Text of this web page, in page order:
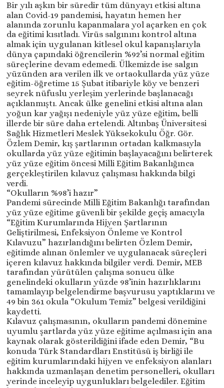
Bir yılı aşkın bir süredir tüm dünyayı etkisi altına
alan Covid-19 pandemisi, hayatın hemen her
alanında zorunlu kapanmalara yol açarken en çok
da eğitimi kısıtladı. Virüs salgınını kontrol altına
almak için uygulanan kitlesel okul kapanışlarıyla
dünya çapındaki öğrencilerin %92’si normal eğitim
süreçlerine devam edemedi. Ülkemizde ise salgın
yüzünden ara verilen ilk ve ortaokullarda yüz yüze
eğitim-öğretime 15 Şubat itibariyle köy ve benzeri
seyrek nüfuslu yerleşim yerlerinde başlanacağı
açıklanmıştı. Ancak ülke genelini etkisi altına alan
yoğun kar yağışı nedeniyle yüz yüze eğitim, belli
illerde bir süre daha ertelendi. Altınbaş Üniversitesi
Sağlık Hizmetleri Meslek Yüksekokulu Öğr. Gör.
Özlem Demir, kış şartlarının ortadan kalkmasıyla
okullarda yüz yüze eğitimin başlayacağını belirterek
yüz yüze eğitim öncesi Milli Eğitim Bakanlığınca
gerçekleştirilen kılavuz çalışması hakkında bilgi
verdi.
“Okulların %98’i hazır”
Pandemi sürecinde Milli Eğitim Bakanlığı tarafından
yüz yüze eğitime güvenli bir şekilde geçiş amacıyla
“Eğitim Kurumlarında Hijyen Şartlarının
Geliştirilmesi, Enfeksiyon Önleme ve Kontrol
Kılavuzu” hazırlandığını belirten Özlem Demir,
eğitimde alınan önlemler ve uygulanacak süreçleri
içeren kılavuz hakkında bilgiler verdi. Demir, MEB
tarafından yürütülen çalışma sonucu ülke
genelindeki okulların yüzde 98’inin hazırlıklarını
tamamlayıp belgelendirme başvurusu yaptıklarını ve
49 bin 361 okula “Okulum Temiz” belgesi verildiğini
kaydetti.
Kılavuz çalışmasının, okulların pandemi dönemine
uyumlu şartlarda yüz yüze eğitime açılması için ana
kaynak olarak gösterildiğini ifade eden Demir, “Bu
konuda Türk Standardları Enstitüsü iş birliği ile
eğitim kurumlarındaki hijyen ve enfeksiyon alanları
hakkında uzmanlaşan denetim personelleri, okulları
yerinde inceleyip uygunlukları belgelediler. Eğitim